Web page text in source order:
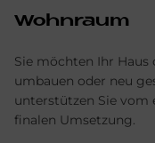
Wohnraum
Sie möchten Ihr
umbauen oder neu
unterstützen Sie vom
finalen Umsetzung.